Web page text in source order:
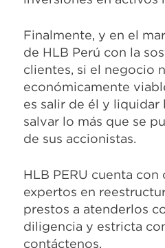
Finalmente, y en el
de HLB Perú con la
clientes, si el negocio
económicamente
es salir de él y liquidar
salvar lo más que se
de sus accionistas.
HLB PERU cuenta con
expertos en
prestos a atenderlos
diligencia y estricta
contáctenos.